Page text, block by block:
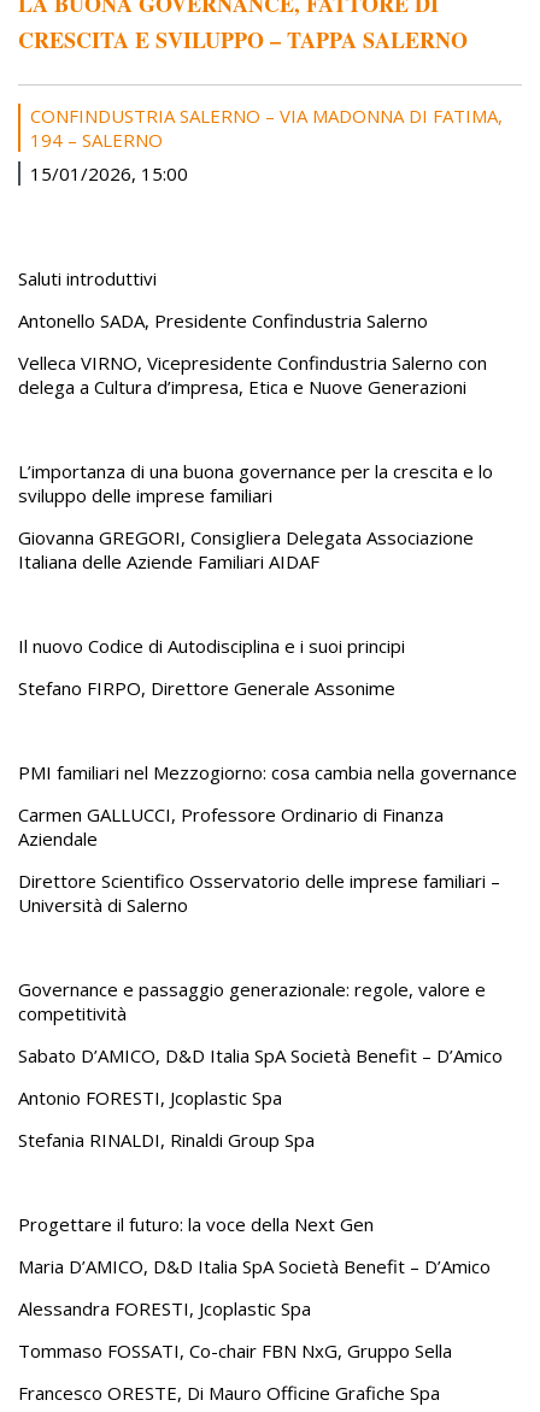
CRESCITA E SVILUPPO – TAPPA SALERNO
CONFINDUSTRIA SALERNO – VIA MADONNA DI FATIMA,
194 – SALERNO
15/01/2026, 15:00
Saluti introduttivi
Antonello SADA, Presidente Confindustria Salerno
Velleca VIRNO, Vicepresidente Confindustria Salerno con
delega a Cultura d’impresa, Etica e Nuove Generazioni
L’importanza di una buona governance per la crescita e lo
sviluppo delle imprese familiari
Giovanna GREGORI, Consigliera Delegata Associazione
Italiana delle Aziende Familiari AIDAF
Il nuovo Codice di Autodisciplina e i suoi principi
Stefano FIRPO, Direttore Generale Assonime
PMI familiari nel Mezzogiorno: cosa cambia nella governance
Carmen GALLUCCI, Professore Ordinario di Finanza
Aziendale
Direttore Scientifico Osservatorio delle imprese familiari –
Università di Salerno
Governance e passaggio generazionale: regole, valore e
competitività
Sabato D’AMICO, D&D Italia SpA Società Benefit – D’Amico
Antonio FORESTI, Jcoplastic Spa
Stefania RINALDI, Rinaldi Group Spa
Progettare il futuro: la voce della Next Gen
Maria D’AMICO, D&D Italia SpA Società Benefit – D’Amico
Alessandra FORESTI, Jcoplastic Spa
Tommaso FOSSATI, Co-chair FBN NxG, Gruppo Sella
Francesco ORESTE, Di Mauro Officine Grafiche Spa